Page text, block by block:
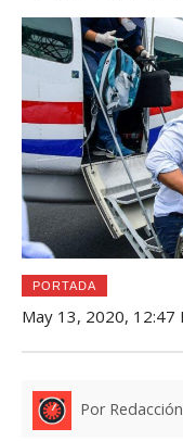
PORTADA
May 13, 2020, 12:47
Por